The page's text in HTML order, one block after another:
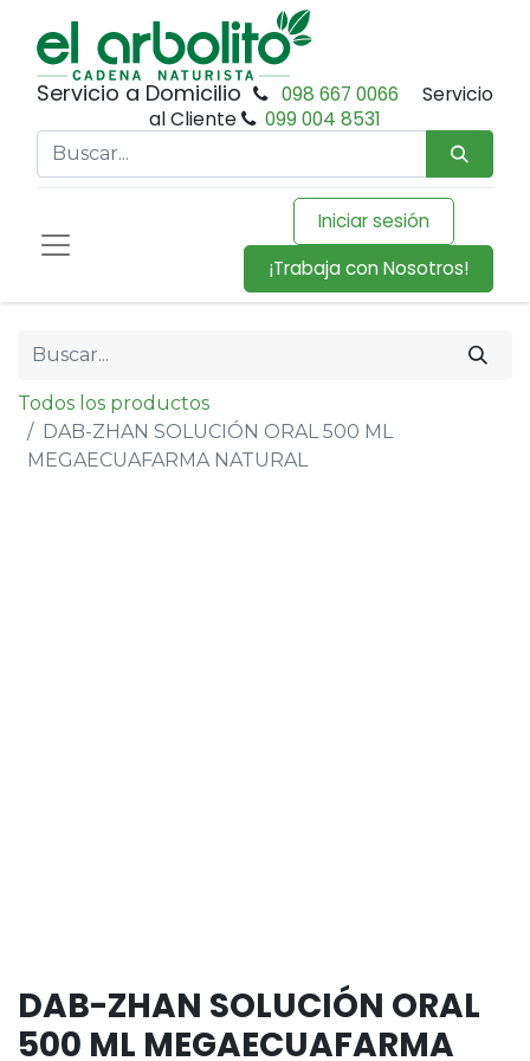
Servicio a Domicilio 098 667 0066
Servicio
al Cliente
099 004 8531
Iniciar sesión
¡Trabaja con Nosotros!
Todos los productos
DAB-ZHAN SOLUCIÓN ORAL 500 ML
MEGAECUAFARMA NATURAL
DAB-ZHAN SOLUCIÓN ORAL
500 ML MEGAECUAFARMA